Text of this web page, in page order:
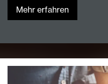
Mehr erfahren